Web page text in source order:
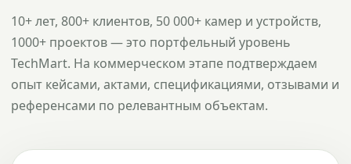
10+ лет, 800+ клиентов, 50 000+ камер и устройств,
1000+ проектов — это портфельный уровень
TechMart. На коммерческом этапе подтверждаем
опыт кейсами, актами, спецификациями, отзывами и
референсами по релевантным объектам.